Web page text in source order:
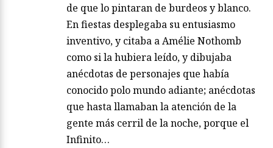
de que lo pintaran de burdeos y blanco.
En fiestas desplegaba su entusiasmo
inventivo, y citaba a Amélie Nothomb
como si la hubiera leído, y dibujaba
anécdotas de personajes que había
conocido polo mundo adiante; anécdotas
que hasta llamaban la atención de la
gente más cerril de la noche, porque el
Infinito…